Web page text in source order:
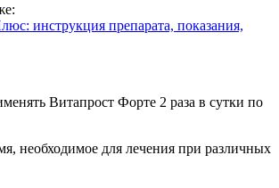
инструкция препарата, показания,
Витапрост Форте 2 раза в сутки по
необходимое для лечения при различных